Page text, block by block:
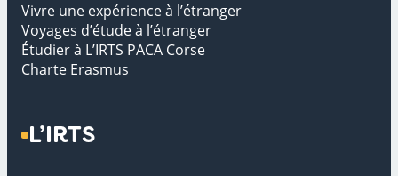
Vivre une expérience à l’étranger
Voyages d’étude à l’étranger
Étudier à L’IRTS PACA Corse
Charte Erasmus
L’IRTS